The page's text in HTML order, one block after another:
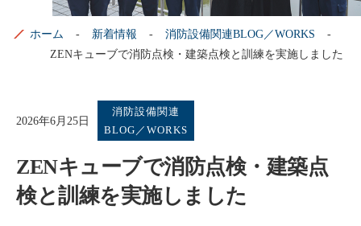
ホーム 新着情報
消防設備関連BLOG／WORKS
ZENキューブで消防点検・建築点検と訓練を実施しました
2026年6月25日
消防設備関連
BLOG／WORKS
ZENキューブで消防点検・建築点
検と訓練を実施しました